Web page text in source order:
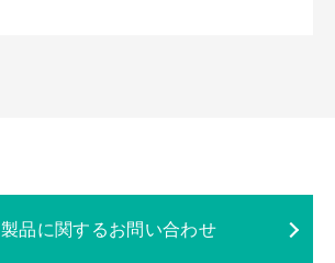
製品に関するお問い合わせ